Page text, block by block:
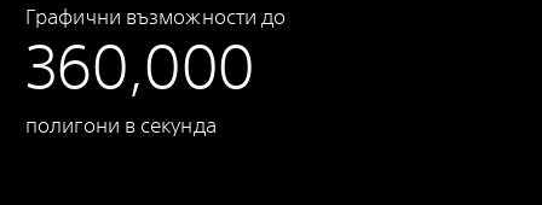
Графични възможности до
360,000
полигони в секунда